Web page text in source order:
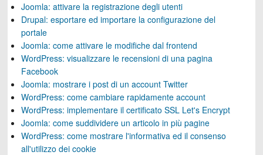
Joomla: attivare la registrazione degli utenti
Drupal: esportare ed importare la configurazione del
portale
Joomla: come attivare le modifiche dal frontend
WordPress: visualizzare le recensioni di una pagina
Facebook
Joomla: mostrare i post di un account Twitter
WordPress: come cambiare rapidamente account
WordPress: implementare il certificato SSL Let's Encrypt
Joomla: come suddividere un articolo in più pagine
WordPress: come mostrare l'informativa ed il consenso
all'utilizzo dei cookie